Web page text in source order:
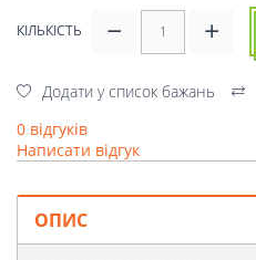
КІЛЬКІСТЬ
Додати у список бажань
0 відгуків
Написати відгук
ОПИС